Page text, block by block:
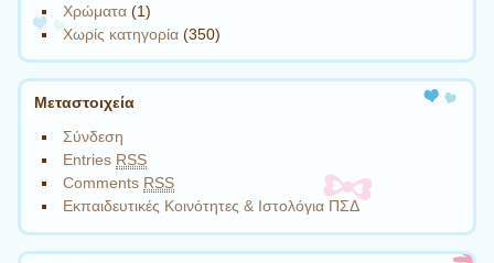
Χρώματα (1)
Χωρίς κατηγορία (350)
Μεταστοιχεία
Σύνδεση
Entries RSS
Comments RSS
Εκπαιδευτικές Κοινότητες & Ιστολόγια ΠΣΔ